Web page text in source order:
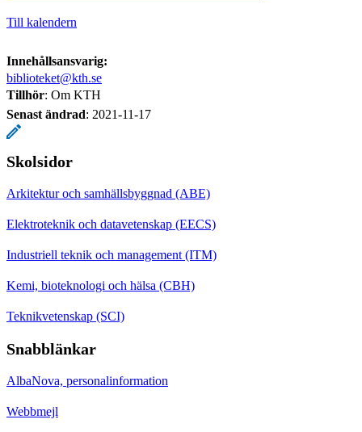
Till kalendern
Innehållsansvarig:
biblioteket@kth.se
Tillhör: Om KTH
Senast ändrad: 2021-11-17
Skolsidor
Arkitektur och samhällsbyggnad (ABE)
Elektroteknik och datavetenskap (EECS)
Industriell teknik och management (ITM)
Kemi, bioteknologi och hälsa (CBH)
Teknikvetenskap (SCI)
Snabblänkar
AlbaNova, personalinformation
Webbmejl